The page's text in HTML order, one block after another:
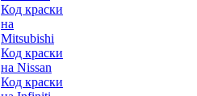
Код краски
на
Mitsubishi
Код краски
на Nissan
Код краски